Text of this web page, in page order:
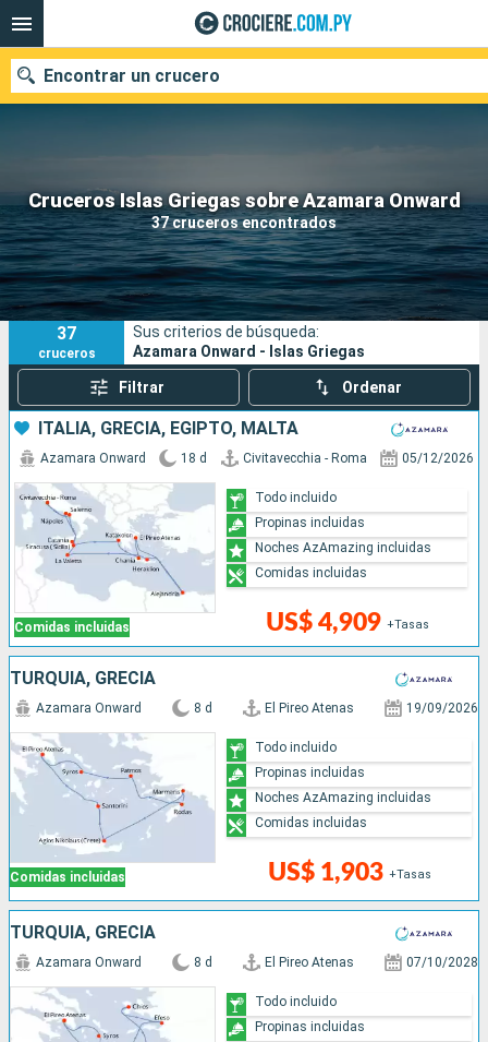
Cruceros Islas Griegas sobre Azamara Onward
37 cruceros encontrados
Encontrar un crucero
Nuestros destinos
Fecha de salida
Puertos Compañías
Buscar
37
cruceros
Sus criterios de búsqueda:
Azamara Onward - Islas Griegas
Filtrar Ordenar
ITALIA, GRECIA, EGIPTO, MALTA
Comidas incluidas
Azamara Onward 18 d Civitavecchia - Roma 05/12/2026
US$ 4,909 +Tasas
Todo incluido
Propinas incluidas
Noches AzAmazing incluidas
Comidas incluidas
TURQUÍA, GRECIA
Comidas incluidas
Azamara Onward 8 d El Pireo Atenas 19/09/2026
US$ 1,903 +Tasas
Todo incluido
Propinas incluidas
Noches AzAmazing incluidas
Comidas incluidas
TURQUÍA, GRECIA
Azamara Onward 8 d El Pireo Atenas 07/10/2028
Todo incluido
Propinas incluidas